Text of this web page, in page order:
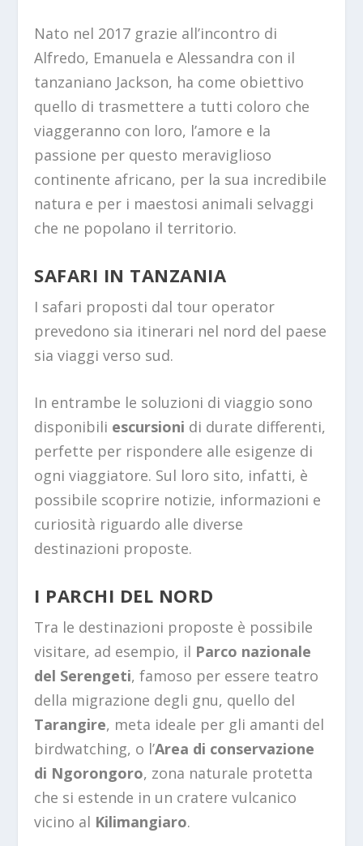
Nato nel 2017 grazie all’incontro di
Alfredo, Emanuela e Alessandra con il
tanzaniano Jackson, ha come obiettivo
quello di trasmettere a tutti coloro che
viaggeranno con loro, l’amore e la
passione per questo meraviglioso
continente africano, per la sua incredibile
natura e per i maestosi animali selvaggi
che ne popolano il territorio.
SAFARI IN TANZANIA
I safari proposti dal tour operator
prevedono sia itinerari nel nord del paese
sia viaggi verso sud.
In entrambe le soluzioni di viaggio sono
disponibili escursioni di durate differenti,
perfette per rispondere alle esigenze di
ogni viaggiatore. Sul loro sito, infatti, è
possibile scoprire notizie, informazioni e
curiosità riguardo alle diverse
destinazioni proposte.
I PARCHI DEL NORD
Tra le destinazioni proposte è possibile
visitare, ad esempio, il Parco nazionale
del Serengeti, famoso per essere teatro
della migrazione degli gnu, quello del
Tarangire, meta ideale per gli amanti del
birdwatching, o l’Area di conservazione
di Ngorongoro, zona naturale protetta
che si estende in un cratere vulcanico
vicino al Kilimangiaro.